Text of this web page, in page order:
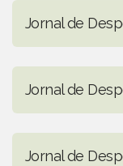
Jornal de
Jornal de
Jornal de